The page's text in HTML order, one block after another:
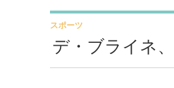
デ・ブライネ
スポーツ